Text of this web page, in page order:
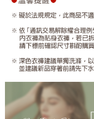
１．於結帳方式選擇「AFTEE
結帳頁面，進行簡訊認證並確
２．訂單成立數日內，您將收
３．收到繳費通知簡訊後14
※ 請注意：結帳手續完成當下
購買商品的店家。未經商家同
後付繳納相關費用。
※ 交易是否成功請以「AFTEE
是否繳費成功／繳費後需取消
客戶支援中心」https://
付款後全家取貨
每筆NT$60，滿NT$699(
7-11取貨付款
每筆NT$60，滿NT$699(
付款後7-11取貨
每筆NT$60，滿NT$699(含